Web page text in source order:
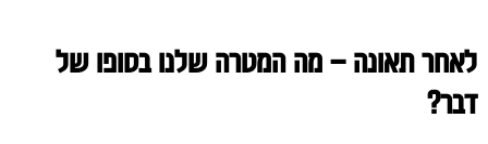
לאחר תאונה – מה המטרה שלנו בסופו של
דבר?